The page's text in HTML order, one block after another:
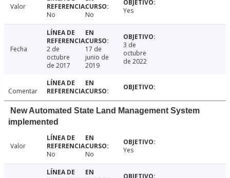
Valor
No
No Yes
Fecha
2 de
octubre
de 2017
17 de
junio de
2019
3 de
octubre
de 2022
Comentar
New Automated State Land Management System
implemented
Valor
No
No Yes